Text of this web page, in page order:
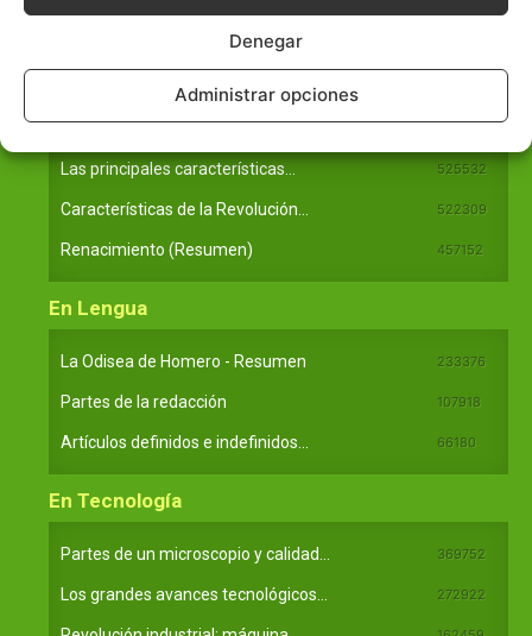
Denegar
Administrar opciones
Principales obras de Aristóteles 82125
En Historia
Las principales características... 525532
Características de la Revolución... 522309
Renacimiento (Resumen) 457152
En Lengua
La Odisea de Homero - Resumen 233376
Partes de la redacción 107918
Artículos definidos e indefinidos... 66180
En Tecnología
Partes de un microscopio y calidad... 369752
Los grandes avances tecnológicos... 272922